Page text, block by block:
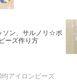
ソン、サルノリ☆ポ
ーズ作り方
均アイロンビーズ